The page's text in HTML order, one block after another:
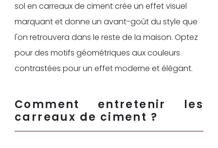
sol en carreaux de ciment crée un effet visuel
marquant et donne un avant-goût du style que
l'on retrouvera dans le reste de la maison. Optez
pour des motifs géométriques aux couleurs
contrastées pour un effet moderne et élégant.
Comment entretenir les
carreaux de ciment ?